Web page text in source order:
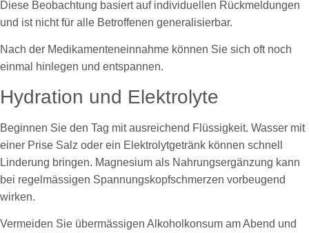
Diese Beobachtung basiert auf individuellen Rückmeldungen
und ist nicht für alle Betroffenen generalisierbar.
Nach der Medikamenteneinnahme können Sie sich oft noch
einmal hinlegen und entspannen.
Hydration und Elektrolyte
Beginnen Sie den Tag mit ausreichend Flüssigkeit. Wasser mit
einer Prise Salz oder ein Elektrolytgetränk können schnell
Linderung bringen. Magnesium als Nahrungsergänzung kann
bei regelmässigen Spannungskopfschmerzen vorbeugend
wirken.
Vermeiden Sie übermässigen Alkoholkonsum am Abend und